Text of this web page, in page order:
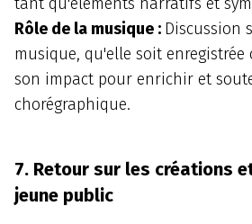
Rôle de la musique : Discussion
musique, qu'elle soit
son impact pour enrichir et
chorégraphique.
7. Retour sur les créations
jeune public